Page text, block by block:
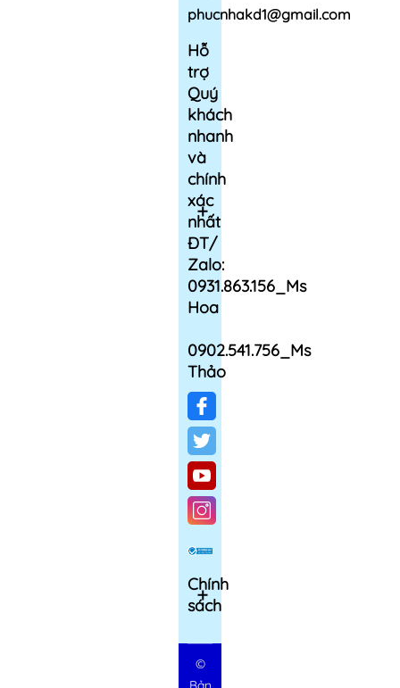
phucnhakd1@gmail.com
Hỗ
trợ
Quý
khách
nhanh
và
chính
xác
nhất
ĐT/
Zalo:
0931.863.156_Ms
Hoa
0902.541.756_Ms
Thảo
Chính
sách
©